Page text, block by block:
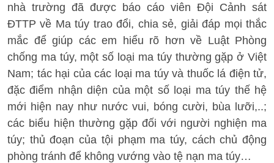
nhà trường đã được báo cáo viên Đội Cảnh sát
ĐTTP về Ma túy trao đổi, chia sẻ, giải đáp mọi thắc
mắc để giúp các em hiểu rõ hơn về Luật Phòng
chống ma túy, một số loại ma túy thường gặp ở Việt
Nam; tác hại của các loại ma túy và thuốc lá điện tử,
đặc điểm nhận diện của một số loại ma túy thế hệ
mới hiện nay như nước vui, bóng cười, bùa lưỡi,..;
các biểu hiện thường gặp đối với người nghiện ma
túy; thủ đoạn của tội phạm ma túy, cách chủ động
phòng tránh để không vướng vào tệ nạn ma túy…